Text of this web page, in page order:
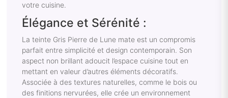
votre cuisine.
Élégance et Sérénité :
La teinte Gris Pierre de Lune mate est un compromis
parfait entre simplicité et design contemporain. Son
aspect non brillant adoucit l’espace cuisine tout en
mettant en valeur d’autres éléments décoratifs.
Associée à des textures naturelles, comme le bois ou
des finitions nervurées, elle crée un environnement